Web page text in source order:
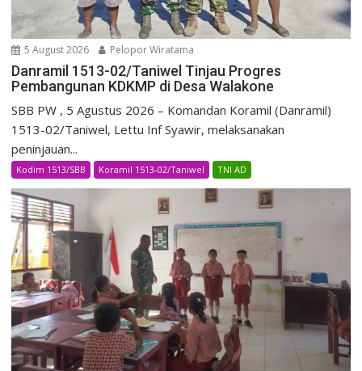
5 August 2026 Pelopor Wiratama
Danramil 1513-02/Taniwel Tinjau Progres
Pembangunan KDKMP di Desa Walakone
SBB PW , 5 Agustus 2026 – Komandan Koramil (Danramil)
1513-02/Taniwel, Lettu Inf Syawir, melaksanakan
peninjauan...
Kodim 1513/SBB Koramil 1513-02/Taniwel TNI AD